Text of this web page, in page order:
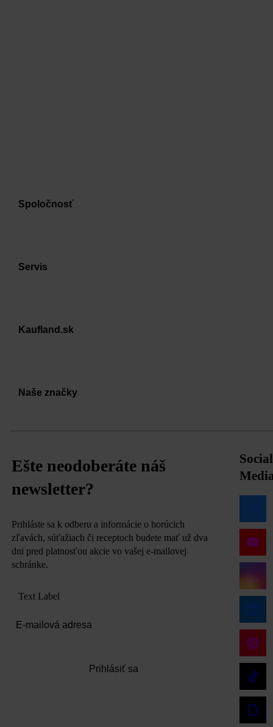
Spoločnosť
Servis
Kaufland.sk
Naše značky
Ešte neodoberáte náš
newsletter?
Prihláste sa k odberu a informácie o horúcich
zľavách, súťažiach či receptoch budete mať už dva
dni pred platnosťou akcie vo vašej e-mailovej
schránke.
Text Label
Prihlásiť sa
Social